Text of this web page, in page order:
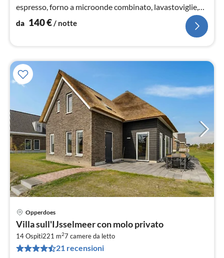
espresso, forno a microonde combinato, lavastoviglie,
frigo con congelatore, Frullator...
da 140€/ notte
Opperdoes
Villa sull'IJsselmeer con molo privato
14 Ospiti221 m27 camere da letto
21 recensioni